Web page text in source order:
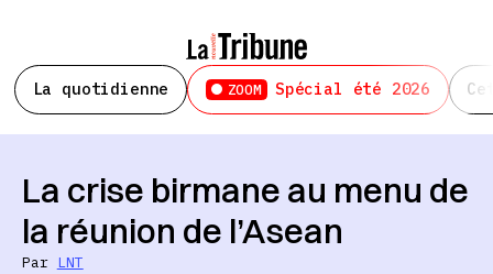
La quotidienne ZOOM Spécial été 2026
La crise birmane au menu de
la réunion de l’Asean
Par LNT